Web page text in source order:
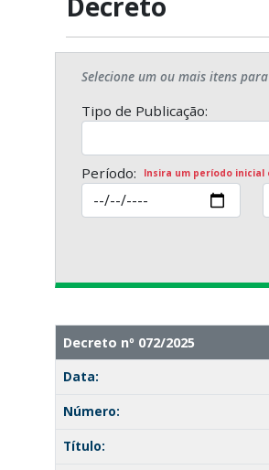
Selecione um ou mais itens
Tipo de Publicação:
Período: Insira um período inicial
Decreto nº 072/2025
Data:
Número:
Título: